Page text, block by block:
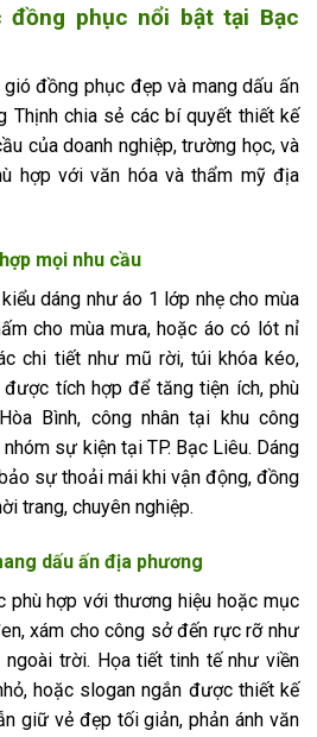
đồng phục nổi bật tại Bạc
đồng phục đẹp và mang dấu ấn
Thịnh chia sẻ các bí quyết thiết kế
của doanh nghiệp, trường học, và
hợp với văn hóa và thẩm mỹ địa
mọi nhu cầu
dáng như áo 1 lớp nhẹ cho mùa
cho mùa mưa, hoặc áo có lót nỉ
chi tiết như mũ rời, túi khóa kéo,
tích hợp để tăng tiện ích, phù
Bình, công nhân tại khu công
sự kiện tại TP. Bạc Liêu. Dáng
sự thoải mái khi vận động, đồng
trang, chuyên nghiệp.
dấu ấn địa phương
phù hợp với thương hiệu hoặc mục
xám cho công sở đến rực rỡ như
trời. Họa tiết tinh tế như viền
hoặc slogan ngắn được thiết kế
giữ vẻ đẹp tối giản, phản ánh văn